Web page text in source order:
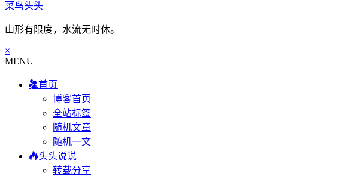
菜鸟头头
山形有限度，水流无时休。
×
MENU
首页
博客首页
全站标签
随机文章
随机一文
头头说说
转载分享